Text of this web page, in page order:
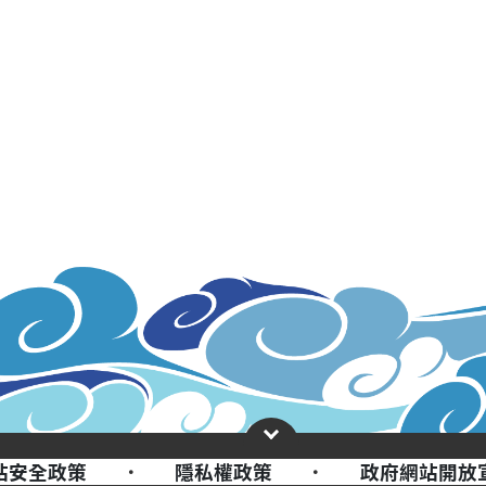
安全政策 · 隱私權政策 · 政府網站開放